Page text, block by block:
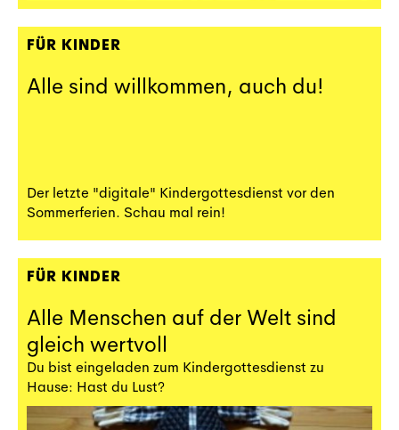
FÜR KINDER
Alle sind willkommen, auch du!
Der letzte "digitale" Kindergottesdienst vor den
Sommerferien. Schau mal rein!
FÜR KINDER
Alle Menschen auf der Welt sind
gleich wertvoll
Du bist eingeladen zum Kindergottesdienst zu
Hause: Hast du Lust?